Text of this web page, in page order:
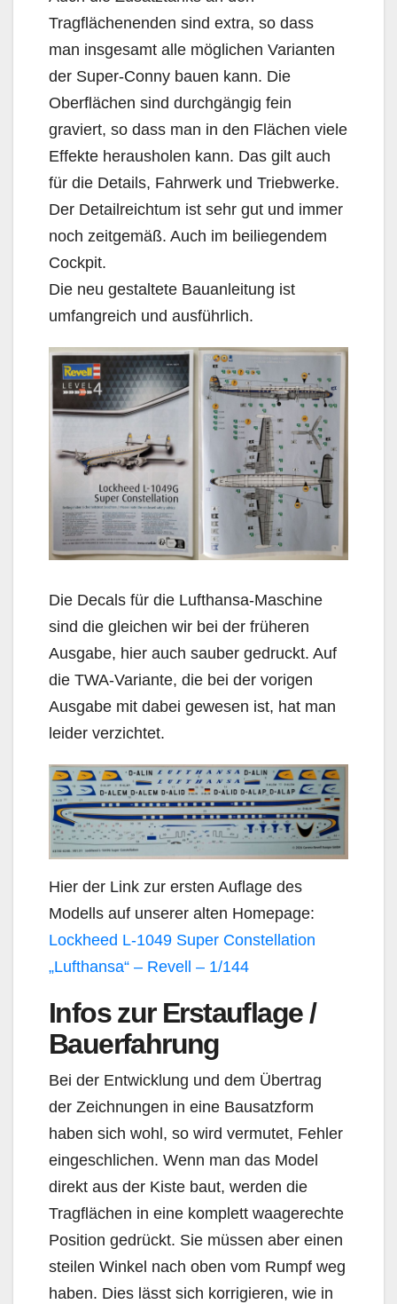
Tragflächenenden sind extra, so dass
man insgesamt alle möglichen Varianten
der Super-Conny bauen kann. Die
Oberflächen sind durchgängig fein
graviert, so dass man in den Flächen viele
Effekte herausholen kann. Das gilt auch
für die Details, Fahrwerk und Triebwerke.
Der Detailreichtum ist sehr gut und immer
noch zeitgemäß. Auch im beiliegendem
Cockpit.
Die neu gestaltete Bauanleitung ist
umfangreich und ausführlich.
Die Decals für die Lufthansa-Maschine
sind die gleichen wir bei der früheren
Ausgabe, hier auch sauber gedruckt. Auf
die TWA-Variante, die bei der vorigen
Ausgabe mit dabei gewesen ist, hat man
leider verzichtet.
Hier der Link zur ersten Auflage des
Modells auf unserer alten Homepage:
Lockheed L-1049 Super Constellation
„Lufthansa“ – Revell – 1/144
Infos zur Erstauflage /
Bauerfahrung
Bei der Entwicklung und dem Übertrag
der Zeichnungen in eine Bausatzform
haben sich wohl, so wird vermutet, Fehler
eingeschlichen. Wenn man das Model
direkt aus der Kiste baut, werden die
Tragflächen in eine komplett waagerechte
Position gedrückt. Sie müssen aber einen
steilen Winkel nach oben vom Rumpf weg
haben. Dies lässt sich korrigieren, wie in